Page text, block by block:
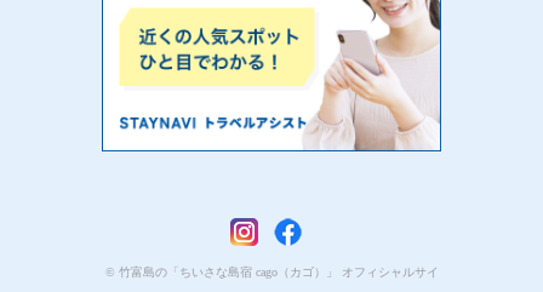
© 竹富島の「ちいさな島宿 cago（カゴ）」 オフィシャルサイ